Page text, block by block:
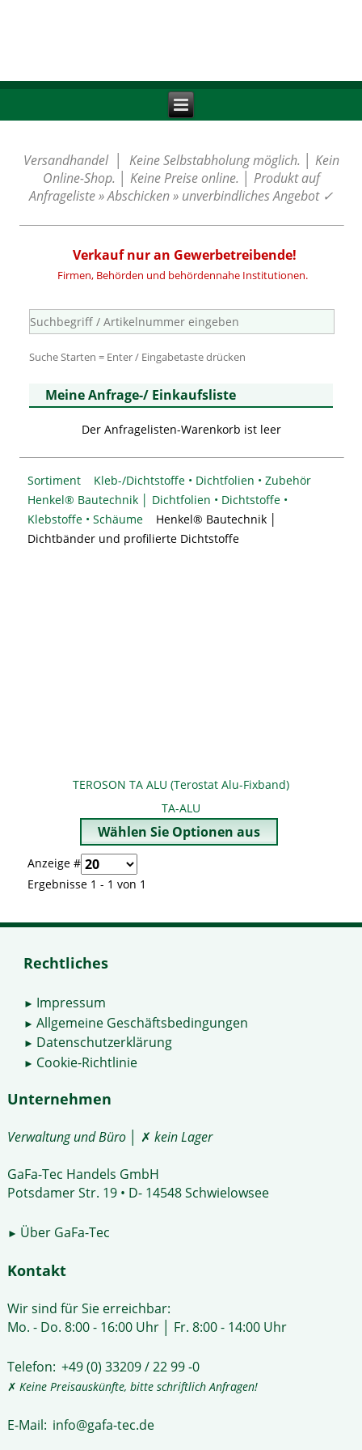
Versandhandel │ Keine Selbstabholung möglich. │ Kein
Online-Shop. │ Keine Preise online. │ Produkt auf
Anfrageliste » Abschicken » unverbindliches Angebot ✓
Verkauf nur an Gewerbetreibende!
Firmen, Behörden und behördennahe Institutionen.
Suche Starten = Enter / Eingabetaste drücken
Meine Anfrage-/ Einkaufsliste
Der Anfragelisten-Warenkorb ist leer
Sortiment
Kleb-/Dichtstoffe • Dichtfolien • Zubehör
Henkel® Bautechnik │ Dichtfolien • Dichtstoffe •
Klebstoffe • Schäume
Henkel® Bautechnik │
Dichtbänder und profilierte Dichtstoffe
TEROSON TA ALU (Terostat Alu-Fixband)
TA-ALU
Anzeige #
Ergebnisse 1 - 1 von 1
Rechtliches
► Impressum
► Allgemeine Geschäftsbedingungen
► Datenschutzerklärung
► Cookie-Richtlinie
Unternehmen
Verwaltung und Büro│ ✗ kein Lager
GaFa-Tec Handels GmbH
Potsdamer Str. 19 • D- 14548 Schwielowsee
► Über GaFa-Tec
Kontakt
Wir sind für Sie erreichbar:
Mo. - Do. 8:00 - 16:00 Uhr │ Fr. 8:00 - 14:00 Uhr
Telefon: +49 (0) 33209 / 22 99 -0
✗ Keine Preisauskünfte, bitte schriftlich Anfragen!
E-Mail: info@gafa-tec.de